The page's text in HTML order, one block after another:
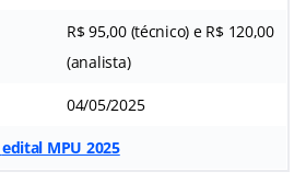
R$ 95,00 (técnico) e R$ 120,00
(analista)
04/05/2025
edital MPU 2025